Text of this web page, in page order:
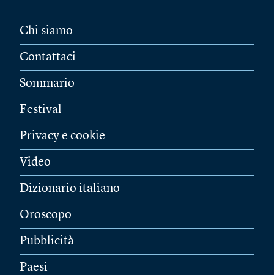
Chi siamo
Contattaci
Sommario
Festival
Privacy e cookie
Video
Dizionario italiano
Oroscopo
Pubblicità
Paesi